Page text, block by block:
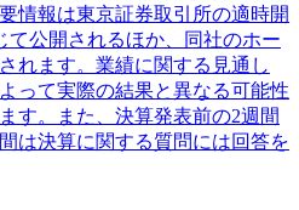
情報は東京証券取引所の適時開
て公開されるほか、同社のホー
れます。業績に関する見通し
って実際の結果と異なる可能性
す。また、決算発表前の2週間
は決算に関する質問には回答を